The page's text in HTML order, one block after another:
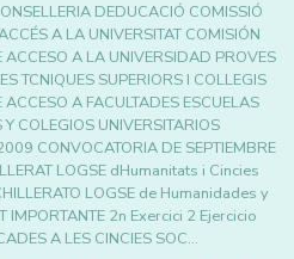
DEDUCACIÓ COMISSIÓ
A LA UNIVERSITAT COMISIÓN
ACCESO A LA UNIVERSIDAD PROVES
TCNIQUES SUPERIORS I COLLEGIS
A FACULTADES ESCUELAS
COLEGIOS UNIVERSITARIOS
CONVOCATORIA DE SEPTIEMBRE
LOGSE dHumanitats i Cincies
LOGSE de Humanidades y
IMPORTANTE 2n Exercici 2 Ejercicio
A LES CINCIES SOC…